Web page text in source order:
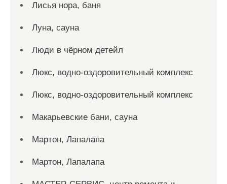
Лисья нора, баня
Луна, сауна
Люди в чёрном детейл
Люкс, водно-оздоровительный комплекс
Люкс, водно-оздоровительный комплекс
Макарьевские бани, сауна
Мартон, Лапалапа
Мартон, Лапалапа